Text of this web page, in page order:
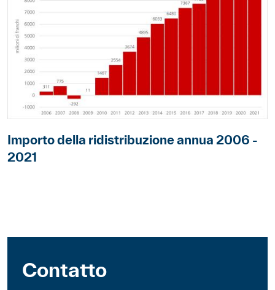
Importo della ridistribuzione annua 2006 -
2021
Contatto